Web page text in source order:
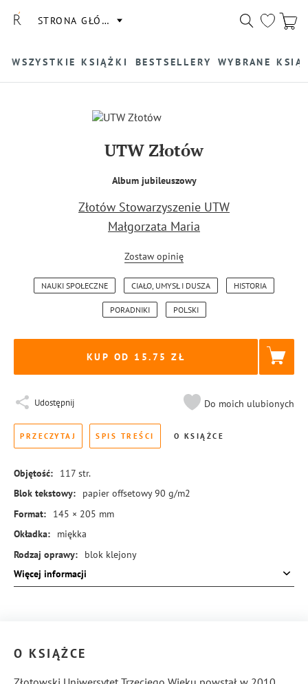
STRONA GŁÓWNA
WSZYSTKIE KSIĄŻKI BESTSELLERY WYBRANE
UTW Złotów
Album jubileuszowy
Złotów Stowarzyszenie UTW
Małgorzata Maria
Zostaw opinię
NAUKI SPOŁECZNE CIAŁO, UMYSŁ I DUSZA HISTORIA
PORADNIKI POLSKI
KUP OD 15.75
Udostępnij Do moich ulubionych
PRZECZYTAJ SPIS TREŚCI O KSIĄŻCE
Objętość: 117 str.
Blok tekstowy:
papier offsetowy 90 g/m2
Format:
145 × 205 mm
Okładka:
miękka
Rodzaj oprawy:
blok klejony
ISBN:
978-83-8431-176-9
Więcej informacji
O KSIĄŻCE